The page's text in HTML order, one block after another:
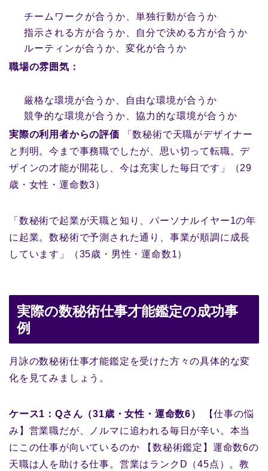
チームワークが合うか、単独行動が合うか
指示される方が合うか、自分で決める方が合うか
ルーティンが合うか、変化が合うか
職場の雰囲気：
厳格な環境が合うか、自由な環境が合うか
競争的な環境が合うか、協力的な環境が合うか
実際の利用者からの評価 「数秘術で天職がデザイナー
と判明。今まで事務職でしたが、思い切って転職。デ
ザインの才能が開花し、今は充実した毎日です」（29
歳・女性・運命数3）
「数秘術で起業が天職と知り、パーソナルイヤー1の年
に起業。数秘術で予測された通り、事業が順調に成長
しています」（35歳・男性・運命数1）
実際の数秘術仕事才能鑑定の成功事
例
月詠の数秘術仕事才能鑑定を受けた方々の具体的な変
化を見てみましょう。
ケース1：Qさん（31歳・女性・運命数6）
【仕事の悩
み】営業職だが、ノルマに追われる毎日が辛い。本当
にこの仕事が向いているのか 【数秘術鑑定】運命数6の
天職は人を助ける仕事。営業はランクD（45点）。教